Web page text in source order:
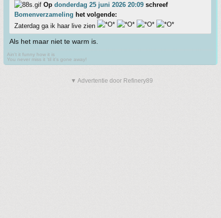
Op donderdag 25 juni 2026 20:09 schreef
Bomenverzameling het volgende:
Zaterdag ga ik haar live zien
Als het maar niet te warm is.
Ain't it funny how it is
You never miss it 'til it's gone away!
▼ Advertentie door Refinery89